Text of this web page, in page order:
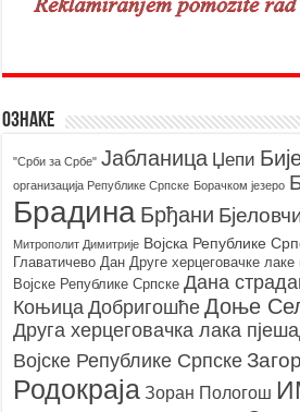
Ознаке
"Срби за Србе" Јабланица Џепи
организацијa Републике Српске Борачком језеро
Брадина Брђани
Митрополит Димитрије Војска Републике
Главатичево Дан Друге херцеговачке лаке
Војске Републике Српске Дана
Коњица Добригошће Доње
Друга херцеговачка лака
Војске Републике Српске
Родoкраја Зоран Пологош